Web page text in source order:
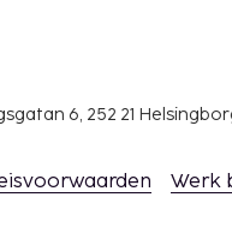
belasting: van 1 april
EUR 55 per huisdier,
6, 252 21
Werk